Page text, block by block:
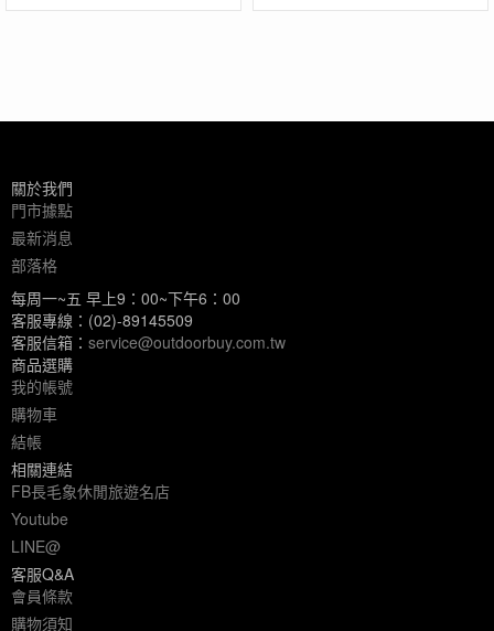
關於我們
門市據點
最新消息
部落格
每周一~五 早上9：00~下午6：00
客服專線：(02)-89145509
客服信箱： service@outdoorbuy.com.tw
商品選購
我的帳號
購物車
結帳
相關連結
FB長毛象休閒旅遊名店
Youtube
LINE@
客服Q&A
會員條款
購物須知